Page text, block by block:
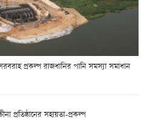
সরবরাহ প্রকল্প রাজধানির পানি সমস্যা সমাধান
প্রতিষ্ঠানের সহায়তা-প্রকল্প